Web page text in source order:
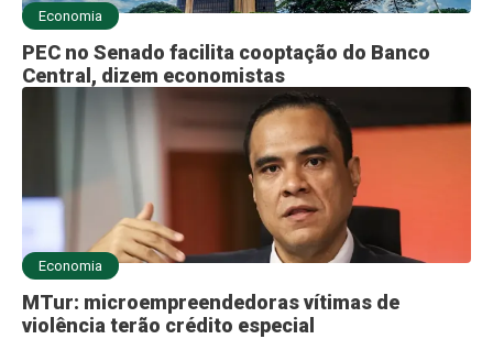
Economia
PEC no Senado facilita cooptação do Banco
Central, dizem economistas
Economia
MTur: microempreendedoras vítimas de
violência terão crédito especial